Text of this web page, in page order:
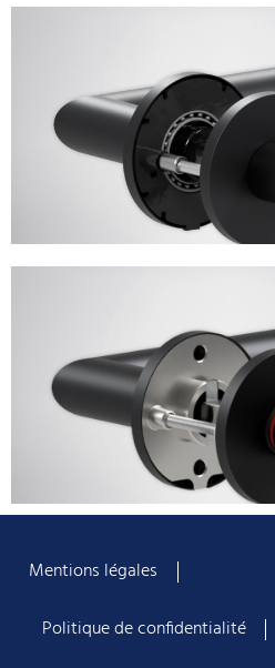
Mentions légales
Politique de confidentialité